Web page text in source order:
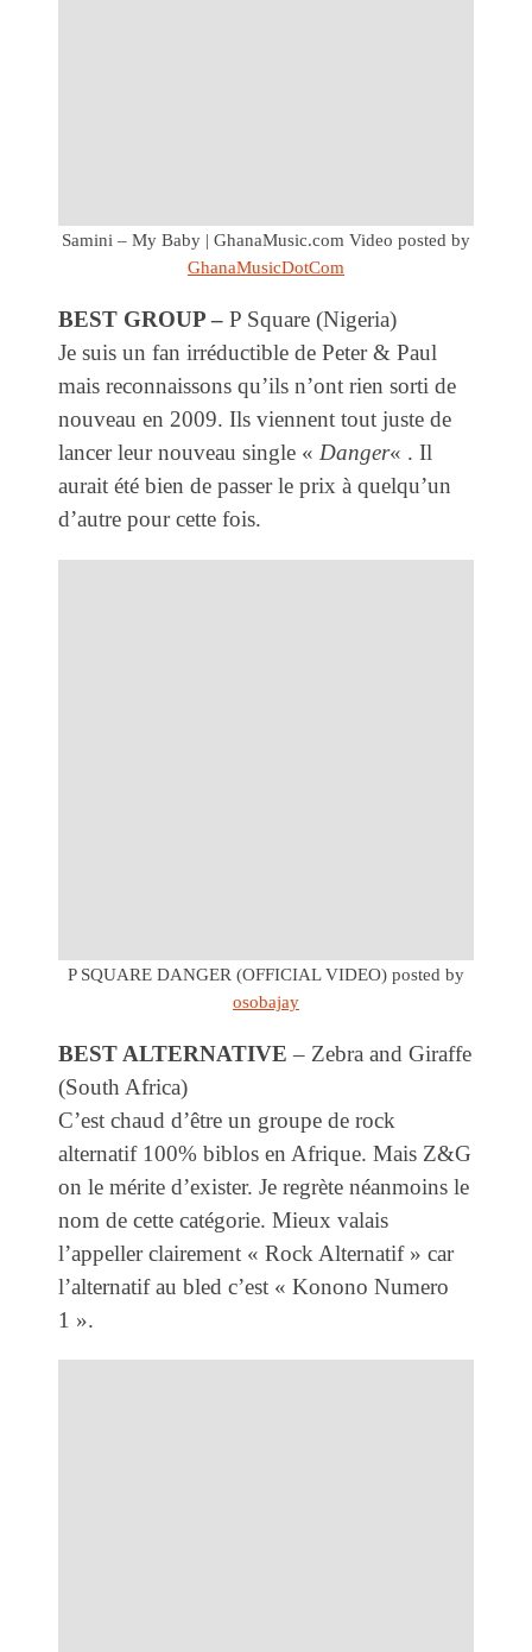
Samini – My Baby | GhanaMusic.com Video posted by
GhanaMusicDotCom
BEST GROUP – P Square (Nigeria)
Je suis un fan irréductible de Peter & Paul
mais reconnaissons qu’ils n’ont rien sorti de
nouveau en 2009. Ils viennent tout juste de
lancer leur nouveau single « Danger« . Il
aurait été bien de passer le prix à quelqu’un
d’autre pour cette fois.
P SQUARE DANGER (OFFICIAL VIDEO) posted by
osobajay
BEST ALTERNATIVE – Zebra and Giraffe
(South Africa)
C’est chaud d’être un groupe de rock
alternatif 100% biblos en Afrique. Mais Z&G
on le mérite d’exister. Je regrète néanmoins le
nom de cette catégorie. Mieux valais
l’appeller clairement « Rock Alternatif » car
l’alternatif au bled c’est « Konono Numero
1 ».